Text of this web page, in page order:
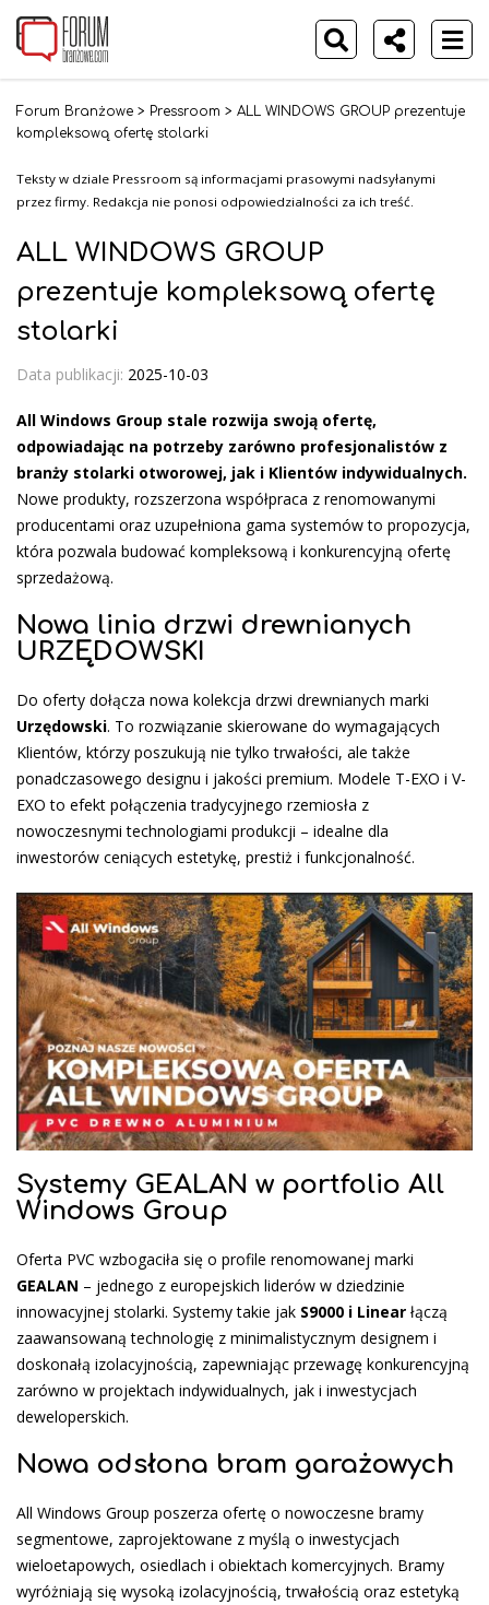
Forum Branżowe > Pressroom > ALL WINDOWS GROUP prezentuje
kompleksową ofertę stolarki
Teksty w dziale Pressroom są informacjami prasowymi nadsyłanymi
przez firmy. Redakcja nie ponosi odpowiedzialności za ich treść.
ALL WINDOWS GROUP
prezentuje kompleksową ofertę
stolarki
Data publikacji: 2025-10-03
All Windows Group stale rozwija swoją ofertę,
odpowiadając na potrzeby zarówno profesjonalistów z
branży stolarki otworowej, jak i Klientów indywidualnych.
Nowe produkty, rozszerzona współpraca z renomowanymi
producentami oraz uzupełniona gama systemów to propozycja,
która pozwala budować kompleksową i konkurencyjną ofertę
sprzedażową.
Nowa linia drzwi drewnianych
URZĘDOWSKI
Do oferty dołącza nowa kolekcja drzwi drewnianych marki
Urzędowski. To rozwiązanie skierowane do wymagających
Klientów, którzy poszukują nie tylko trwałości, ale także
ponadczasowego designu i jakości premium. Modele T-EXO i V-
EXO to efekt połączenia tradycyjnego rzemiosła z
nowoczesnymi technologiami produkcji – idealne dla
inwestorów ceniących estetykę, prestiż i funkcjonalność.
Systemy GEALAN w portfolio All
Windows Group
Oferta PVC wzbogaciła się o profile renomowanej marki
GEALAN – jednego z europejskich liderów w dziedzinie
innowacyjnej stolarki. Systemy takie jak S9000 i Linear łączą
zaawansowaną technologię z minimalistycznym designem i
doskonałą izolacyjnością, zapewniając przewagę konkurencyjną
zarówno w projektach indywidualnych, jak i inwestycjach
deweloperskich.
Nowa odsłona bram garażowych
All Windows Group poszerza ofertę o nowoczesne bramy
segmentowe, zaprojektowane z myślą o inwestycjach
wieloetapowych, osiedlach i obiektach komercyjnych. Bramy
wyróżniają się wysoką izolacyjnością, trwałością oraz estetyką